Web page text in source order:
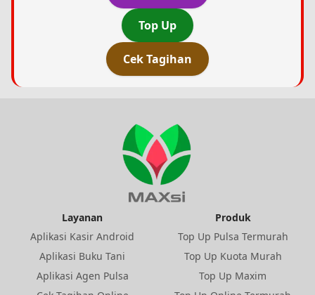
Top Up
Cek Tagihan
Layanan
Aplikasi Kasir Android
Aplikasi Buku Tani
Aplikasi Agen Pulsa
Produk
Top Up Pulsa Termurah
Top Up Kuota Murah
Top Up Maxim